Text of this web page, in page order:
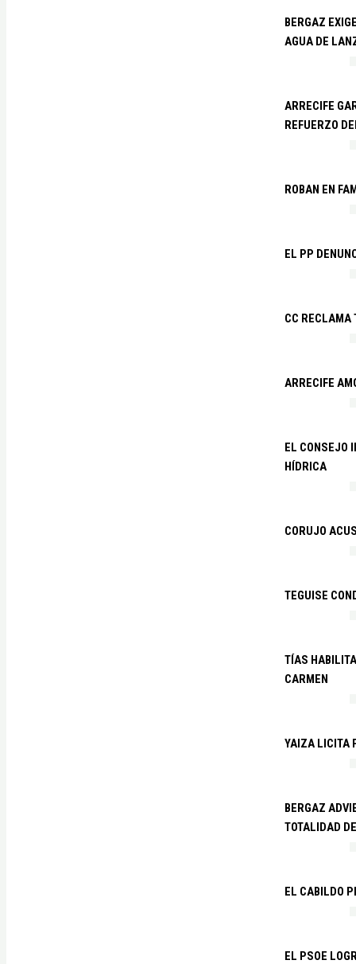
BERGAZ
AGUA DE
ARRECIFE
REFUERZO
ROBAN EN
EL PP
CC RECLAMA
ARRECIFE
EL CONSEJO
HÍDRICA
CORUJO
TEGUISE
TÍAS
CARMEN
YAIZA LICITA
BERGAZ
TOTALIDAD
EL CABILDO
EL PSOE